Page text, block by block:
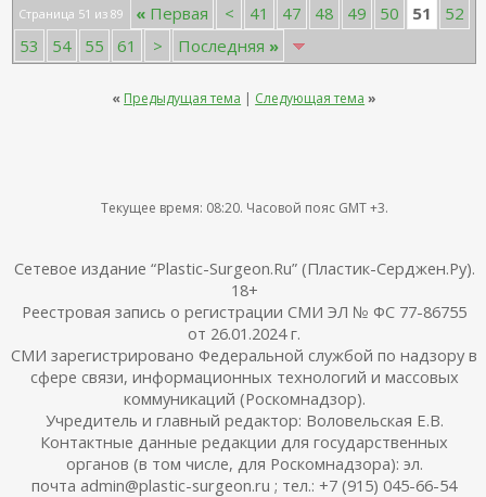
Страница 51 из 89 « Первая < 41 47 48 49 50 51
52
53
54 55 61 > Последняя »
« Предыдущая тема | Следующая тема »
Текущее время: 08:20. Часовой пояс GMT +3.
Сетевое издание “Plastic-Surgeon.Ru” (Пластик-Серджен.Ру).
18+
Реестровая запись о регистрации СМИ ЭЛ № ФС 77-86755
от 26.01.2024 г.
СМИ зарегистрировано Федеральной службой по надзору в
сфере связи, информационных технологий и массовых
коммуникаций (Роскомнадзор).
Учредитель и главный редактор: Воловельская Е.В.
Контактные данные редакции для государственных
органов (в том числе, для Роскомнадзора): эл.
почта admin@plastic-surgeon.ru ; тел.: +7 (915) 045-66-54